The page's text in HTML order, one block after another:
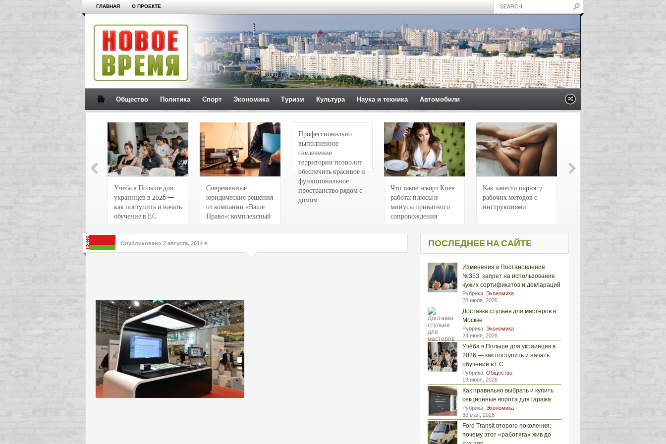
ГЛАВНАЯ О ПРОЕКТЕ
Общество Политика Спорт Экономика Туризм Культура Наука и техника Автомобили
Учёба в Польше для
украинцев в 2026 —
как поступить и начать
обучение в ЕС
Современные
юридические решения
от компании «Ваше
Право»: комплексный
интересов клиентов
Профессионально
выполненное
озеленение
территории позволит
обеспечить красивое и
функциональное
пространство рядом с
домом
Что такое эскорт Киев
работа: плюсы и
минусы приватного
сопровождения
Как завести парня: 7
рабочих методов с
инструкциями
Опубликовано 2 августа, 2014 в ПОСЛЕДНЕЕ НА САЙТЕ
Изменения в Постановление
№353: запрет на использование
чужих сертификатов и деклараций
Рубрика: Экономика
28 июля, 2026
Доставка стульев для мастеров в
Москве
Рубрика: Экономика
24 июня, 2026
Учёба в Польше для украинцев в
2026 — как поступить и начать
обучение в ЕС
Рубрика: Общество
19 июня, 2026
Как правильно выбрать и купить
секционные ворота для гаража
Рубрика: Экономика
30 мая, 2026
Ford Transit второго поколения:
почему этот «работяга» жив до